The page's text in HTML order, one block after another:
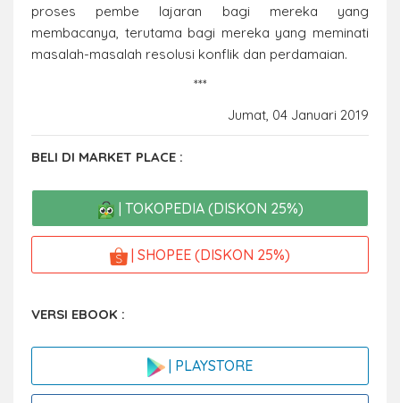
proses pembe lajaran bagi mereka yang
membacanya, terutama bagi mereka yang meminati
masalah-masalah resolusi konflik dan perdamaian.
***
Jumat, 04 Januari 2019
BELI DI MARKET PLACE :
| TOKOPEDIA (DISKON 25%)
| SHOPEE (DISKON 25%)
VERSI EBOOK :
| PLAYSTORE